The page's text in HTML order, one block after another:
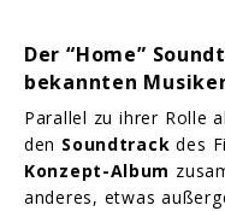
Der “Home”
bekannten
Parallel zu ihrer Rolle
den Soundtrack des
Konzept-Album
anderes, etwas